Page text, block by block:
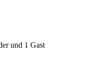
und 1 Gast